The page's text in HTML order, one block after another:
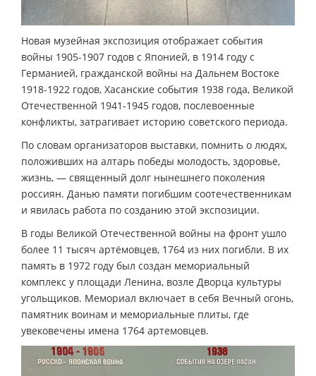
Новая музейная экспозиция отображает события
войны 1905-1907 годов с Японией, в 1914 году с
Германией, гражданской войны на Дальнем Востоке
1918-1922 годов, Хасанские события 1938 года, Великой
Отечественной 1941-1945 годов, послевоенные
конфликты, затрагивает историю советского периода.
По словам организаторов выставки, помнить о людях,
положивших на алтарь победы молодость, здоровье,
жизнь, — священный долг нынешнего поколения
россиян. Данью памяти погибшим соотечественникам
и явилась работа по созданию этой экспозиции.
В годы Великой Отечественной войны на фронт ушло
более 11 тысяч артёмовцев, 1764 из них погибли. В их
память в 1972 году был создан мемориальный
комплекс у площади Ленина, возле Дворца культуры
угольщиков. Мемориал включает в себя Вечный огонь,
памятник воинам и мемориальные плиты, где
увековечены имена 1764 артемовцев.